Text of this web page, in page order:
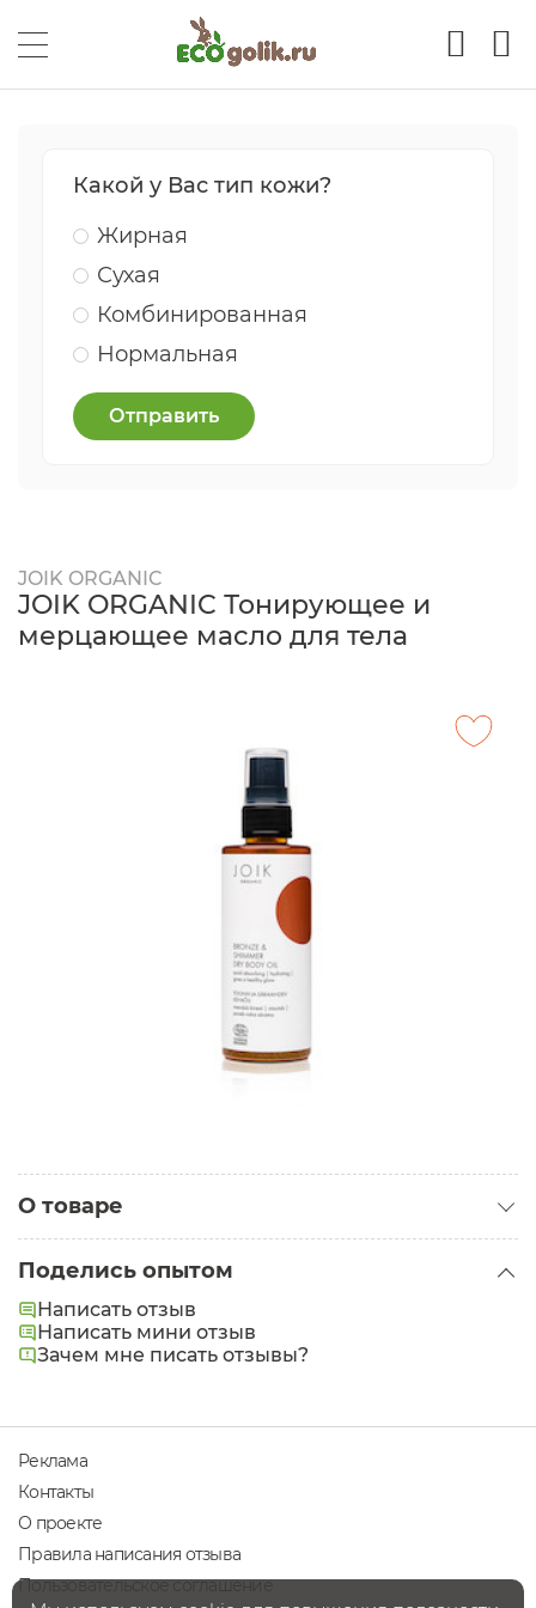
Какой у Вас тип кожи?
Жирная
Сухая
Комбинированная
Нормальная
Отправить
JOIK ORGANIC
JOIK ORGANIC Тонирующее и
мерцающее масло для тела
О товаре
Быстрое впитывается. Увлажняет. Придает
здоровый блеск
Поделись опытом
Написать отзыв
Написать мини отзыв
Зачем мне писать отзывы?
Реклама
Контакты
О проекте
Правила написания отзыва
Пользовательское соглашение